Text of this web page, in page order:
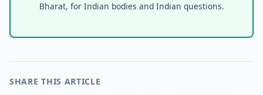
Bharat, for Indian bodies and Indian questions.
SHARE THIS ARTICLE